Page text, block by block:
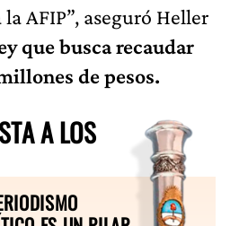
AFIP”, aseguró Heller
que busca recaudar
de pesos.
A LOS